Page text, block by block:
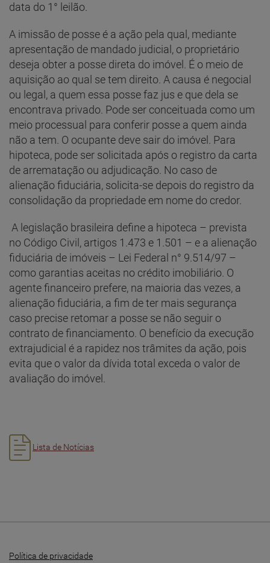
data do 1° leilão.
A imissão de posse é a ação pela qual, mediante
apresentação de mandado judicial, o proprietário
deseja obter a posse direta do imóvel. É o meio de
aquisição ao qual se tem direito. A causa é negocial
ou legal, a quem essa posse faz jus e que dela se
encontrava privado. Pode ser conceituada como um
meio processual para conferir posse a quem ainda
não a tem. O ocupante deve sair do imóvel. Para
hipoteca, pode ser solicitada após o registro da carta
de arrematação ou adjudicação. No caso de
alienação fiduciária, solicita-se depois do registro da
consolidação da propriedade em nome do credor.
A legislação brasileira define a hipoteca – prevista
no Código Civil, artigos 1.473 e 1.501 – e a alienação
fiduciária de imóveis – Lei Federal n° 9.514/97 –
como garantias aceitas no crédito imobiliário. O
agente financeiro prefere, na maioria das vezes, a
alienação fiduciária, a fim de ter mais segurança
caso precise retomar a posse se não seguir o
contrato de financiamento. O benefício da execução
extrajudicial é a rapidez nos trâmites da ação, pois
evita que o valor da dívida total exceda o valor de
avaliação do imóvel.
Lista de Notícias
Política de privacidade